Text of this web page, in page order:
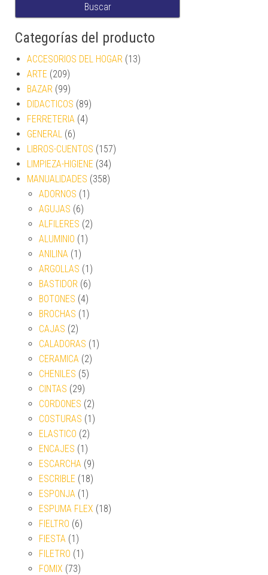
Buscar
Categorías del producto
ACCESORIOS DEL HOGAR (13)
ARTE (209)
BAZAR (99)
DIDACTICOS (89)
FERRETERIA (4)
GENERAL (6)
LIBROS-CUENTOS (157)
LIMPIEZA-HIGIENE (34)
MANUALIDADES (358)
ADORNOS (1)
AGUJAS (6)
ALFILERES (2)
ALUMINIO (1)
ANILINA (1)
ARGOLLAS (1)
BASTIDOR (6)
BOTONES (4)
BROCHAS (1)
CAJAS (2)
CALADORAS (1)
CERAMICA (2)
CHENILES (5)
CINTAS (29)
CORDONES (2)
COSTURAS (1)
ELASTICO (2)
ENCAJES (1)
ESCARCHA (9)
ESCRIBLE (18)
ESPONJA (1)
ESPUMA FLEX (18)
FIELTRO (6)
FIESTA (1)
FILETRO (1)
FOMIX (73)